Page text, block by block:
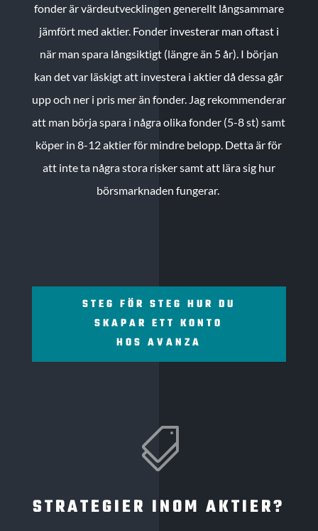
fonder är värdeutvecklingen generellt långsammare
jämfört med aktier. Fonder investerar man oftast i
när man spara långsiktigt (längre än 5 år). I början
kan det var läskigt att investera i aktier då dessa går
upp och ner i pris mer än fonder. Jag rekommenderar
att man börja spara i några olika fonder (5-8 st) samt
köper in 8-12 aktier för mindre belopp. Detta är för
att inte ta några stora risker samt att lära sig hur
börsmarknaden fungerar.
STEG FÖR STEG HUR DU
SKAPAR ETT KONTO
HOS AVANZA

STRATEGIER INOM AKTIER?